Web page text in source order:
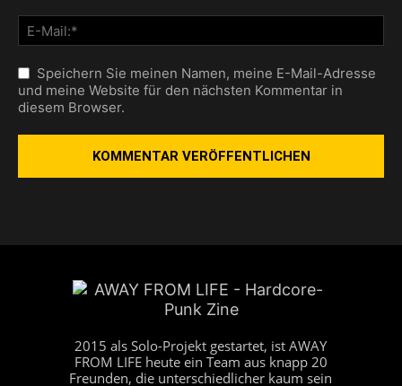
Speichern Sie meinen Namen, meine E-Mail-Adresse
und meine Website für den nächsten Kommentar in
diesem Browser.
2015 als Solo-Projekt gestartet, ist AWAY
FROM LIFE heute ein Team aus knapp 20
Freunden, die unterschiedlicher kaum sein